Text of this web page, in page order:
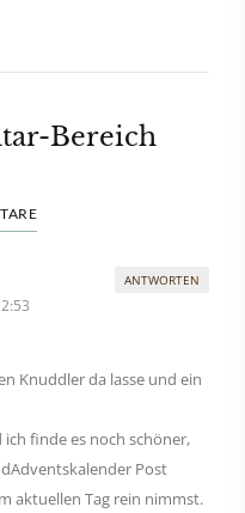
Bereich
Knuddler da lasse und ein
finde es noch schöner,
Post
aktuellen Tag rein nimmst.
ANTWORTEN